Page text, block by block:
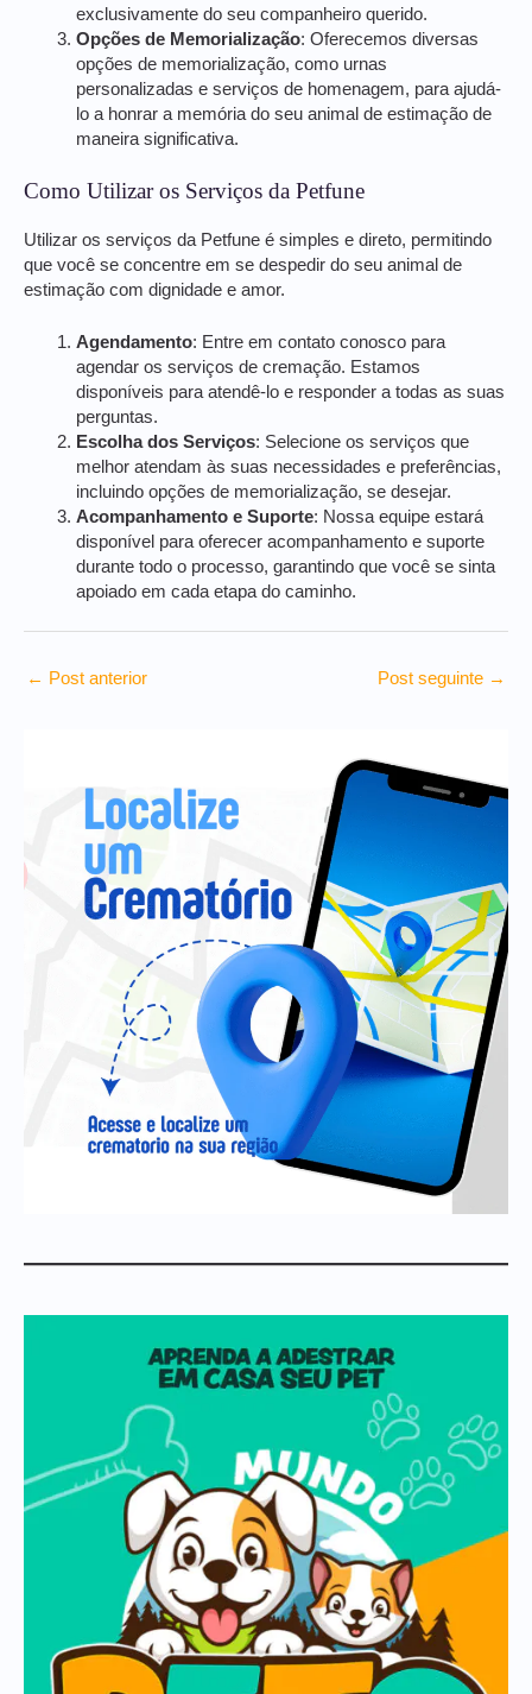
exclusivamente do seu companheiro querido.
Opções de Memorialização: Oferecemos diversas
opções de memorialização, como urnas
personalizadas e serviços de homenagem, para ajudá-
lo a honrar a memória do seu animal de estimação de
maneira significativa.
Como Utilizar os Serviços da Petfune
Utilizar os serviços da Petfune é simples e direto, permitindo
que você se concentre em se despedir do seu animal de
estimação com dignidade e amor.
Agendamento: Entre em contato conosco para
agendar os serviços de cremação. Estamos
disponíveis para atendê-lo e responder a todas as suas
perguntas.
Escolha dos Serviços: Selecione os serviços que
melhor atendam às suas necessidades e preferências,
incluindo opções de memorialização, se desejar.
Acompanhamento e Suporte: Nossa equipe estará
disponível para oferecer acompanhamento e suporte
durante todo o processo, garantindo que você se sinta
apoiado em cada etapa do caminho.
← Post anterior Post seguinte →